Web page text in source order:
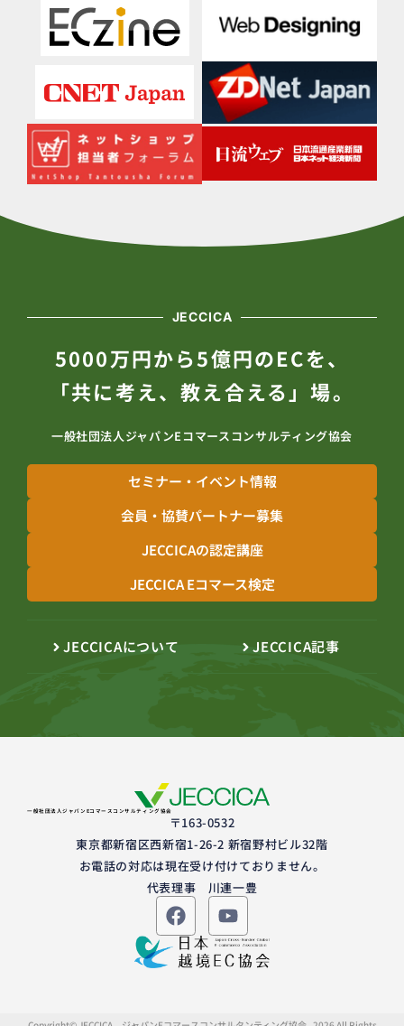
JECCICA
5000万円から5億円のECを、
「共に考え、教え合える」場。
一般社団法人ジャパンEコマースコンサルティング協会
セミナー・イベント情報
会員・協賛パートナー募集
JECCICAの認定講座
JECCICA Eコマース検定
JECCICAについて JECCICA記事
一般社団法人ジャパンEコマースコンサルティング協会
〒163-0532
東京都新宿区西新宿1-26-2 新宿野村ビル32階
お電話の対応は現在受け付けておりません。
代表理事 川連一豊